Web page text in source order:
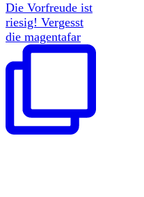
Die Vorfreude ist
riesig! Vergesst
die magentafar